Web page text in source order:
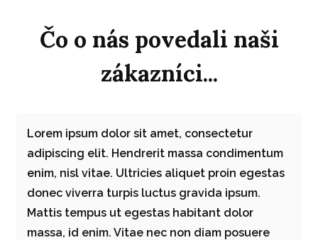
Čo o nás povedali naši
zákazníci...
Lorem ipsum dolor sit amet, consectetur
adipiscing elit. Hendrerit massa condimentum
enim, nisl vitae. Ultricies aliquet proin egestas
donec viverra turpis luctus gravida ipsum.
Mattis tempus ut egestas habitant dolor
massa, id enim. Vitae nec non diam posuere